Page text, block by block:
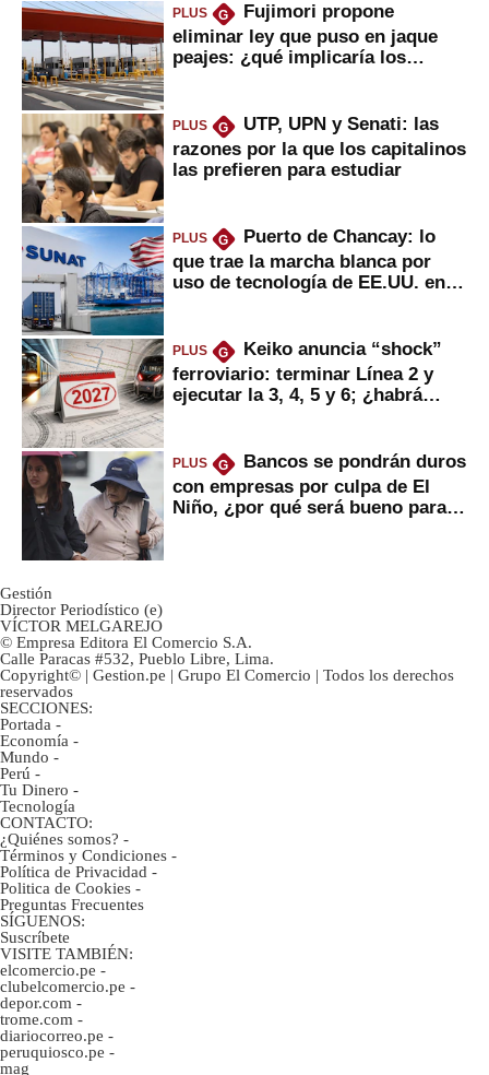
PLUS G
Fujimori propone
eliminar ley que puso en jaque
peajes: ¿qué implicaría los
PLUS G
UTP, UPN y Senati: las
razones por la que los capitalinos
las prefieren para estudiar
PLUS G
Puerto de Chancay: lo
que trae la marcha blanca por
uso de tecnología de EE.UU. en
PLUS G
Keiko anuncia “shock”
ferroviario: terminar Línea 2 y
ejecutar la 3, 4, 5 y 6; ¿habrá
PLUS G
Bancos se pondrán duros
con empresas por culpa de El
Niño, ¿por qué será bueno para
Gestión
Director Periodístico (e)
VÍCTOR MELGAREJO
© Empresa Editora El Comercio S.A.
Calle Paracas #532, Pueblo Libre, Lima.
Copyright© | Gestion.pe | Grupo El Comercio | Todos los derechos
reservados
SECCIONES:
Portada -
Economía -
Mundo -
Perú -
Tu Dinero -
Tecnología
CONTACTO:
¿Quiénes somos? -
Términos y Condiciones -
Política de Privacidad -
Politica de Cookies -
Preguntas Frecuentes
SÍGUENOS:
Suscríbete
VISITE TAMBIÉN:
elcomercio.pe -
clubelcomercio.pe -
depor.com -
trome.com -
diariocorreo.pe -
peruquiosco.pe -
mag